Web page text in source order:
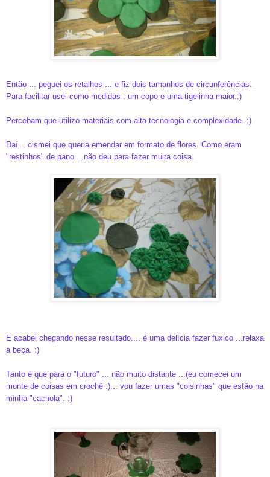
Então ... peguei os retalhos ... e fiz dois tamanhos de circunferências.
Para facilitar usei como medidas : um copo e uma tigelinha maior.:)
Percebam que utilizo materiais com alta tecnologia e complexidade. :)
Daí... cismei que queria emendar em formato de flores. Como eram
"restinhos" de pano ...não deu para fazer muita coisa.
E acabei chegando nesse resultado.... é uma delícia fazer fuxico ...relaxa
à beça. :)
Tanto é que para o "futuro" ... não muito distante ...(eu comecei um
monte de coisas em crochê :)... vou fazer umas "coisinhas" que estão na
minha "cachola". :)